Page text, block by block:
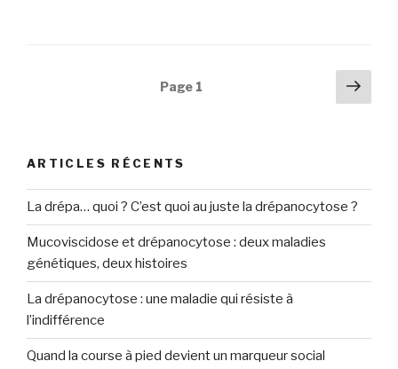
Page 1
ARTICLES RÉCENTS
La drépa… quoi ? C’est quoi au juste la drépanocytose ?
Mucoviscidose et drépanocytose : deux maladies
génétiques, deux histoires
La drépanocytose : une maladie qui résiste à
l’indifférence
Quand la course à pied devient un marqueur social